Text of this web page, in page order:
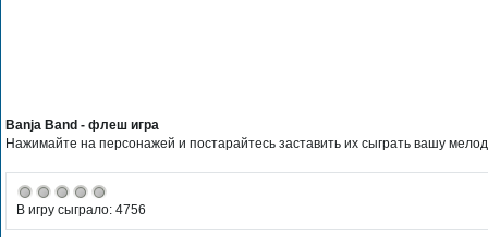
Banja Band - флеш игра
Нажимайте на персонажей и постарайтесь заставить их сыграть вашу
В игру сыграло: 4756